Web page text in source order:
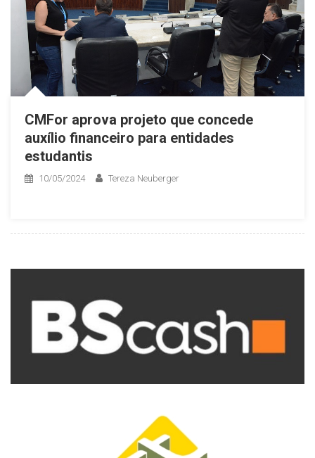
CMFor aprova projeto que concede
auxílio financeiro para entidades
estudantis
10/05/2024 Tereza Neuberger